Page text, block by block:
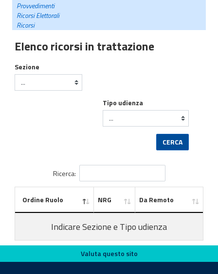
Provvedimenti
Ricorsi Elettorali
Ricorsi
Elenco ricorsi in trattazione
Sezione
Tipo udienza
CERCA
Ricerca:
Ordine Ruolo NRG Da Remoto
Indicare Sezione e Tipo udienza
Valuta questo sito
Valuta questo sito